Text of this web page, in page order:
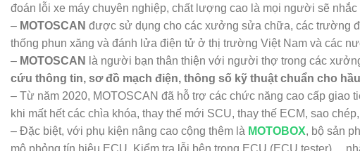
đoán lỗi xe máy chuyên nghiệp, chất lượng cao là mọi người sẽ
– MOTOSCAN được sử dụng cho các xưởng sửa chữa, các trường
thống phun xăng và đánh lửa điện tử ở thị trường Việt Nam và các
– MOTOSCAN là người bạn thân thiện với người thợ trong các
cứu thông tin, sơ đồ mạch điện, thông số kỹ thuật chuẩn cho
– Từ năm 2020, MOTOSCAN đã hỗ trợ các chức năng cao cấp giao
khi mất hết các chìa khóa, thay thế mới SCU, thay thế ECM, sao
– Đặc biệt, với phụ kiện nâng cao cộng thêm là MOTOBOX, bộ sản